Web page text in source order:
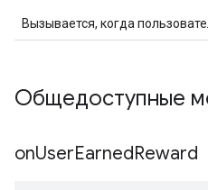
Вызывается, когда
Общедоступные
onUserEarnedReward